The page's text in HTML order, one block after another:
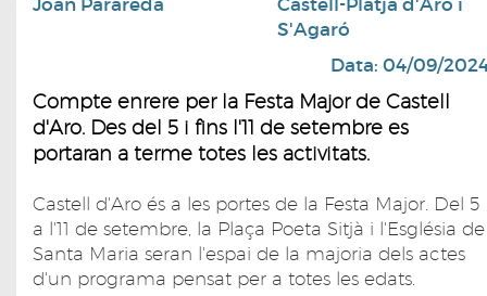
S'Agaró
Data: 04/09/
Compte enrere per la Festa Major de Castell
d'Aro. Des del 5 i fins l'11 de setembre es
portaran a terme totes les activitats.
Castell d'Aro és a les portes de la Festa Major. Del 5
a l'11 de setembre, la Plaça Poeta Sitjà i l'Església de
Santa Maria seran l'espai de la majoria dels actes
d'un programa pensat per a totes les edats.